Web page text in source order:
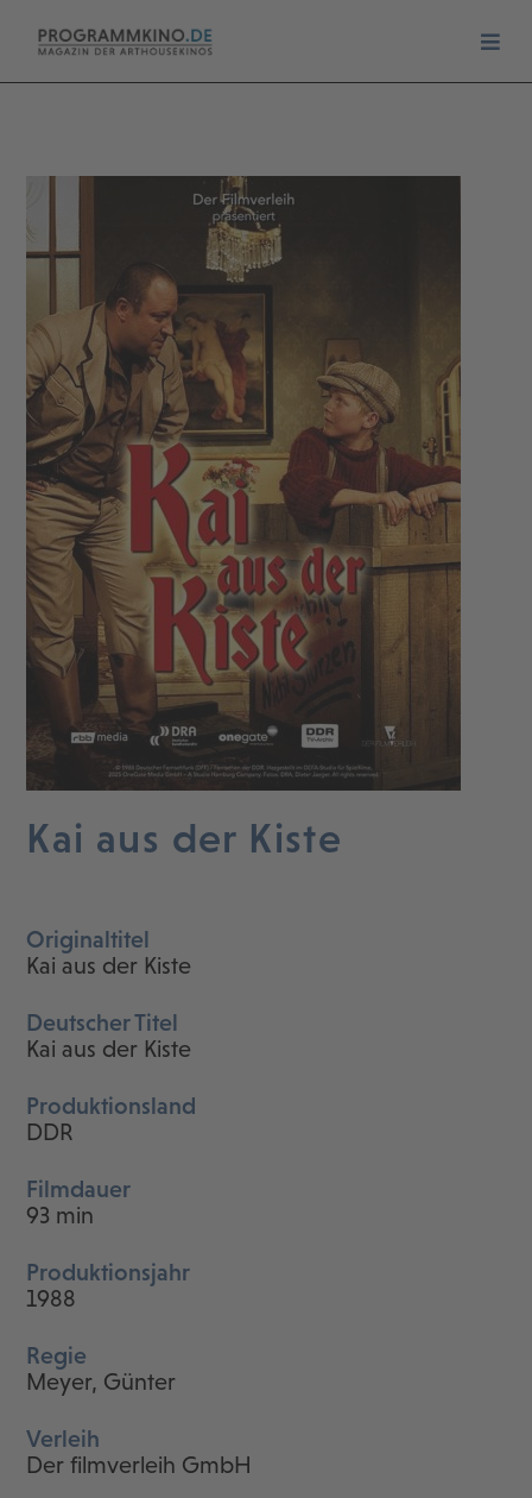
Kai aus der Kiste
Originaltitel
Kai aus der Kiste
Deutscher Titel
Kai aus der Kiste
Produktionsland
DDR
Filmdauer
93 min
Produktionsjahr
1988
Regie
Meyer, Günter
Verleih
Der filmverleih GmbH